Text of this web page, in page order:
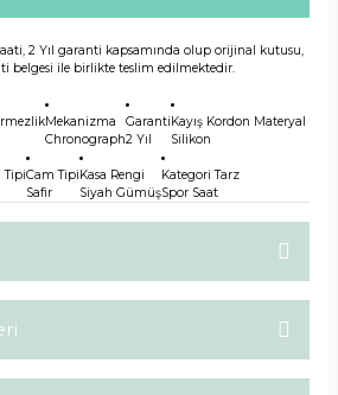
2 Yıl garanti kapsamında olup orijinal kutusu,
belgesi ile birlikte teslim edilmektedir.
Mekanizma
Chronograph
Garanti
2 Yıl
Kayış Kordon Materyal
Silikon
TipiCam Tipi
Safir
Kasa Rengi
Siyah Gümüş
Kategori Tarz
Spor Saat